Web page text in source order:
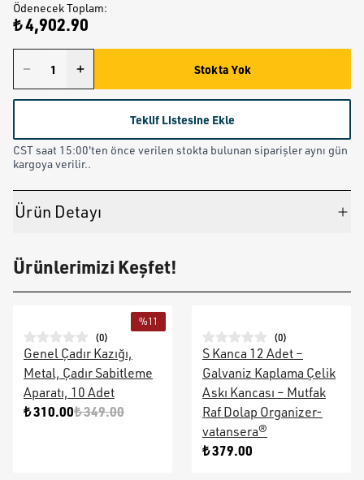
Ödenecek Toplam:
₺ 4,902.90
Stokta Yok
Teklif Listesine Ekle
CST saat 15:00'ten önce verilen stokta bulunan siparişler aynı gün
kargoya verilir..
Ürün Detayı
Ürünlerimizi Keşfet!
%11
(0)
Genel Çadır Kazığı,
Metal, Çadır Sabitleme
Aparatı, 10 Adet
₺ 310.00₺ 349.00
(0)
S Kanca 12 Adet –
Galvaniz Kaplama Çelik
Askı Kancası – Mutfak
Raf Dolap Organizer-
vatansera®
₺ 379.00